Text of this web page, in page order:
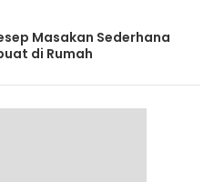
Masakan Sederhana
di Rumah